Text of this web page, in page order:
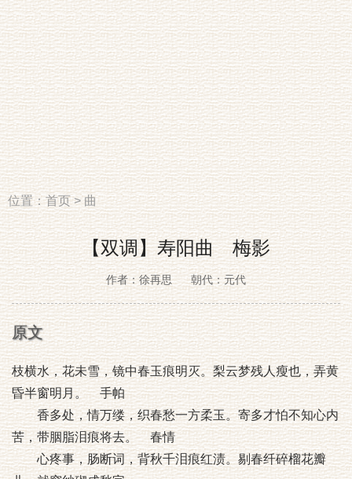
位置：首页>曲
【双调】寿阳曲 梅影
作者：徐再思 朝代：元代
原文
枝横水，花未雪，镜中春玉痕明灭。梨云梦残人瘦也，弄黄
昏半窗明月。 手帕
香多处，情万缕，织春愁一方柔玉。寄多才怕不知心内
苦，带胭脂泪痕将去。 春情
心疼事，肠断词，背秋千泪痕红渍。剔春纤碎榴花瓣